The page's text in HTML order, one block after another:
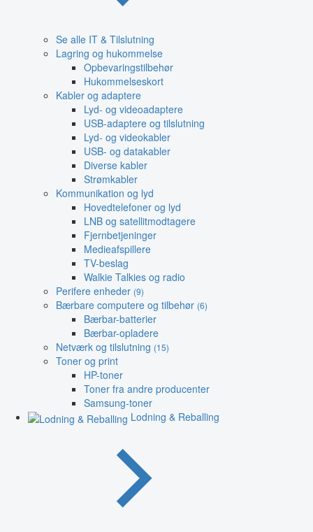
Se alle IT & Tilslutning
Lagring og hukommelse
Opbevaringstilbehør
Hukommelseskort
Kabler og adaptere
Lyd- og videoadaptere
USB-adaptere og tilslutning
Lyd- og videokabler
USB- og datakabler
Diverse kabler
Strømkabler
Kommunikation og lyd
Hovedtelefoner og lyd
LNB og satellitmodtagere
Fjernbetjeninger
Medieafspillere
TV-beslag
Walkie Talkies og radio
Perifere enheder (9)
Bærbare computere og tilbehør (6)
Bærbar-batterier
Bærbar-opladere
Netværk og tilslutning (15)
Toner og print
HP-toner
Toner fra andre producenter
Samsung-toner
Lodning & Reballing